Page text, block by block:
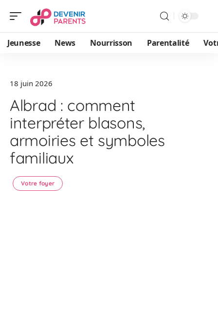
Jeunesse News Nourrisson Parentalité
18 juin 2026
Albrad : comment
interpréter blasons,
armoiries et symboles
familiaux
Votre foyer